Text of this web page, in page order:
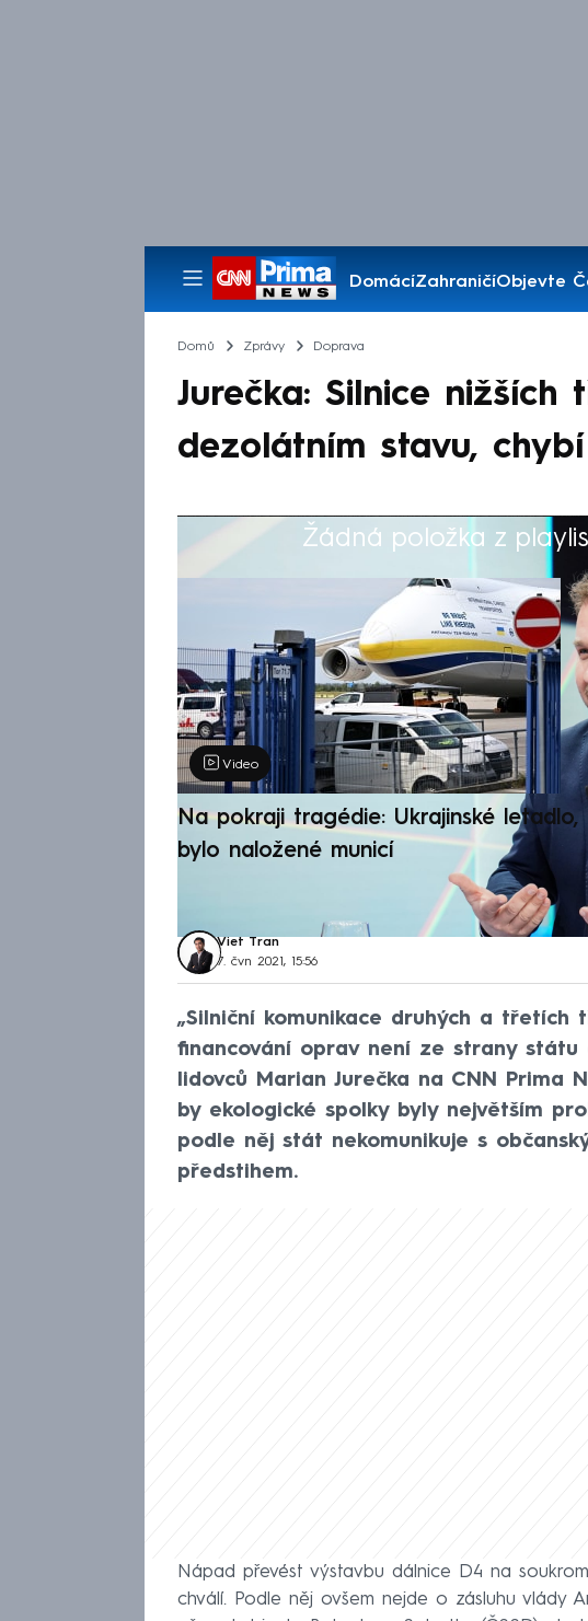
DomácíZahraničíObjevte
Pořady
Domů Zprávy Doprava
Jurečka: Silnice nižších
dezolátním stavu,
Žádná položka z
Výběr redakce
Video
Na pokraji tragédie: Ukrajinské
bylo naložené municí
Viet Tran
7. čvn 2021, 15:56
„Silniční komunikace druhých a třetích
financování oprav není ze strany státu
lidovců Marian Jurečka na CNN Prima
by ekologické spolky byly největším
podle něj stát nekomunikuje s
předstihem.
Nápad převést výstavbu dálnice D4 na
chválí. Podle něj ovšem nejde o zásluhu vlády